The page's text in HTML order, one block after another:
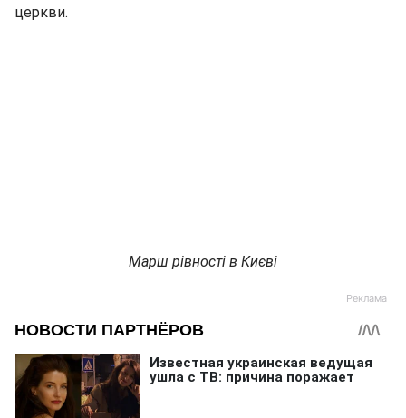
церкви.
Марш рівності в Києві